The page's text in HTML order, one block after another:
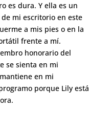
es dura. Y ella es un
mi escritorio en este
a mis pies o en la
frente a mí.
honorario del
se sienta en mi
en mi
porque Lily está